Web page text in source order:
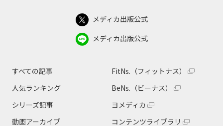
メディカ出版公式
メディカ出版公式
すべての記事
人気ランキング
シリーズ記事
動画アーカイブ
FitNs.（フィットナス）
BeNs.（ビーナス）
ヨメディカ
コンテンツライブラリ